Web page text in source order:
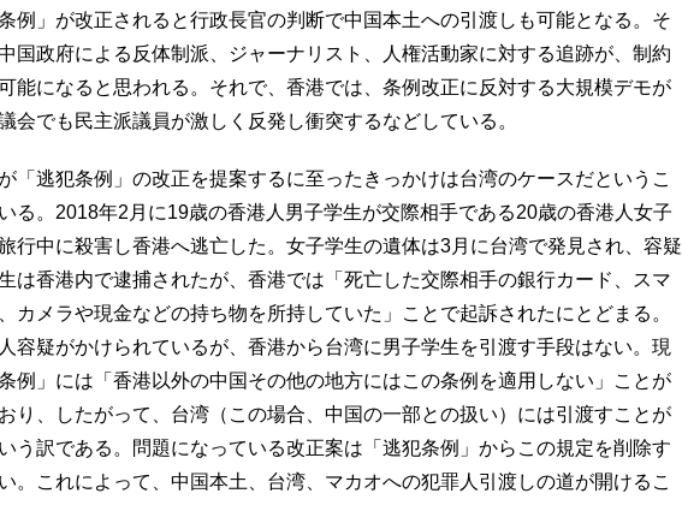
例」が改正されると行政長官の判断で中国本土への引渡しも可能となる。そ
国政府による反体制派、ジャーナリスト、人権活動家に対する追跡が、制約
能になると思われる。それで、香港では、条例改正に反対する大規模デモが
会でも民主派議員が激しく反発し衝突するなどしている。
「逃犯条例」の改正を提案するに至ったきっかけは台湾のケースだというこ
る。2018年2月に19歳の香港人男子学生が交際相手である20歳の香港人女子
行中に殺害し香港へ逃亡した。女子学生の遺体は3月に台湾で発見され、容疑
は香港内で逮捕されたが、香港では「死亡した交際相手の銀行カード、スマ
カメラや現金などの持ち物を所持していた」ことで起訴されたにとどまる。
容疑がかけられているが、香港から台湾に男子学生を引渡す手段はない。現
例」には「香港以外の中国その他の地方にはこの条例を適用しない」ことが
り、したがって、台湾（この場合、中国の一部との扱い）には引渡すことが
う訳である。問題になっている改正案は「逃犯条例」からこの規定を削除す
。これによって、中国本土、台湾、マカオへの犯罪人引渡しの道が開けるこ